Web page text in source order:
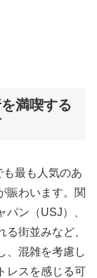
満喫する
最も人気のあ
賑わいます。関
ン（USJ）、
街並みなど、
、混雑を考慮し
レスを感じる可